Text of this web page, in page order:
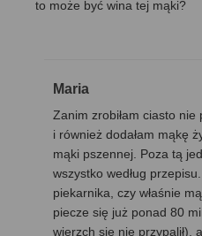
to może być wina tej mąki?
Maria
Zanim zrobiłam ciasto nie
i również dodałam mąkę
mąki pszennej. Poza tą
wszystko według
piekarnika, czy właśnie
piecze się już ponad 80
wierzch się nie przypalił),